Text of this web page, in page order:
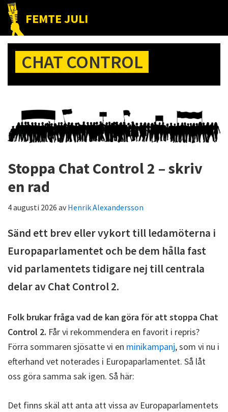
Hoppa
huvudnavigering
Hoppa
huvudinnehåll
Hoppa
det
primära
sidofältet
FEMTE JULI
Nätet
till
folket!CHAT CONTROL
Stoppa Chat Control 2 – skriv
en rad
4 augusti 2026 avHenrik Alexandersson
Sänd ett brev eller vykort till ledamöterna i
Europaparlamentet och be dem hålla fast
vid parlamentets tidigare nej till centrala
delar av Chat Control 2.
Folk brukar fråga vad de kan göra för att stoppa Chat
Control 2. Får vi rekommendera en favorit i repris?
Förra sommaren sjösatte vi en minikampanj, som vi nu i
efterhand vet noterades i Europaparlamentet. Så låt
oss göra samma sak igen. Så här:
Det finns skäl att anta att vissa av Europaparlamentets